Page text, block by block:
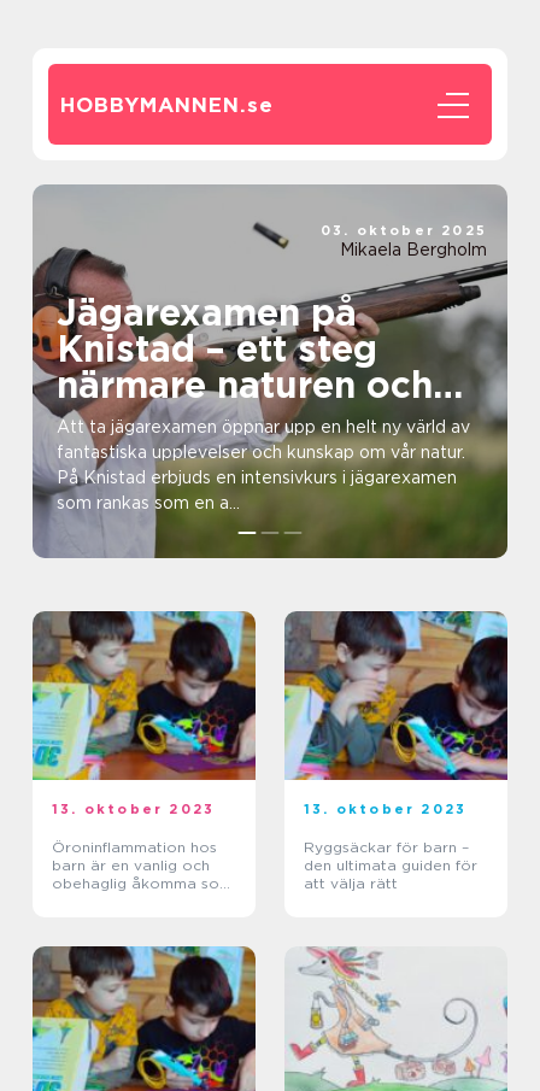
HOBBYMANNEN.se
Jägarexamen på
Knistad – ett steg
närmare naturen och
äventyret
Att ta jägarexamen öppnar upp en helt ny värld av
fantastiska upplevelser och kunskap om vår natur.
På Knistad erbjuds en intensivkurs i jägarexamen
som rankas som en a...
03. oktober 2025
Mikaela Bergholm
13. oktober 2023
Öroninflammation hos
barn är en vanlig och
obehaglig åkomma som
13. oktober 2023
Ryggsäckar för barn –
den ultimata guiden för
att välja rätt